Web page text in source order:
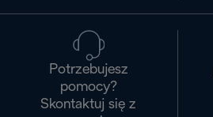
Potrzebujesz
pomocy?
Skontaktuj się z